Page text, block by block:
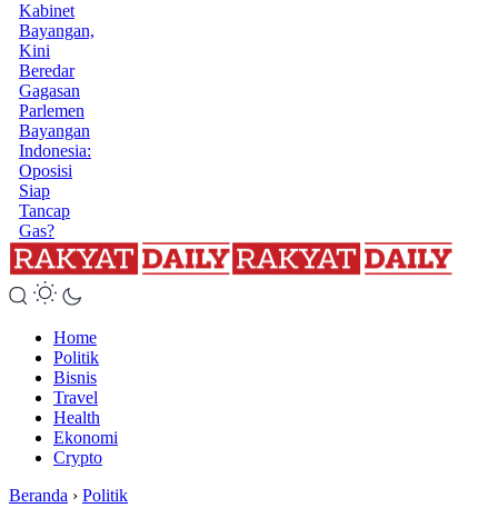
Kabinet
Bayangan,
Kini
Beredar
Gagasan
Parlemen
Bayangan
Indonesia:
Oposisi
Siap
Tancap
Gas?
Home
Politik
Bisnis
Travel
Health
Ekonomi
Crypto
Beranda › Politik